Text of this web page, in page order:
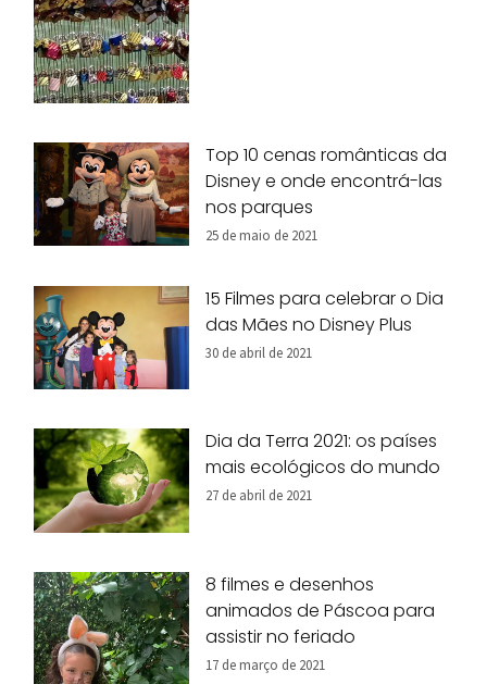
Top 10 cenas românticas da
Disney e onde encontrá-las
nos parques
25 de maio de 2021
15 Filmes para celebrar o Dia
das Mães no Disney Plus
30 de abril de 2021
Dia da Terra 2021: os países
mais ecológicos do mundo
27 de abril de 2021
8 filmes e desenhos
animados de Páscoa para
assistir no feriado
17 de março de 2021